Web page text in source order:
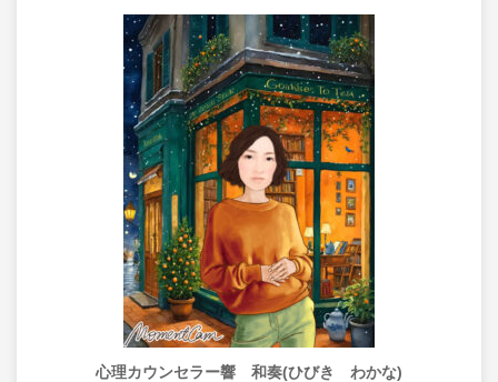
心理カウンセラー響 和奏(ひびき わかな)